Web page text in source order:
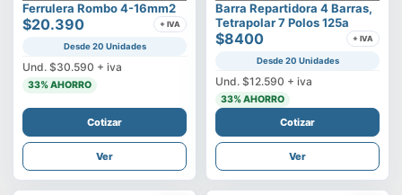
Ferrulera Rombo 4-16mm2
$20.390 + IVA
Desde 20 Unidades
Und. $30.590 + iva
33% AHORRO
Cotizar
Ver
Barra Repartidora 4 Barras,
Tetrapolar 7 Polos 125a
$8400 + IVA
Desde 20 Unidades
Und. $12.590 + iva
33% AHORRO
Cotizar
Ver